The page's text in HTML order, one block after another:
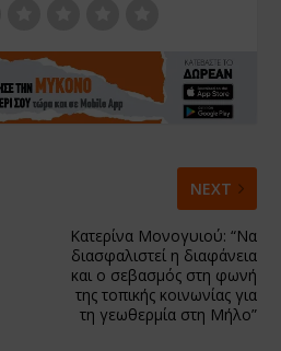
NEXT
Κατερίνα Μονογυιού: “Να
διασφαλιστεί η διαφάνεια
και ο σεβασμός στη φωνή
της τοπικής κοινωνίας για
τη γεωθερμία στη Μήλο”